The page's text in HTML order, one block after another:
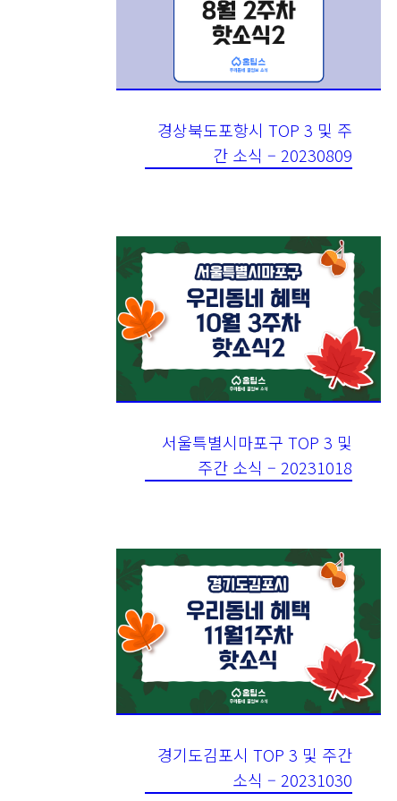
경상북도포항시 TOP 3 및 주
간 소식 – 20230809
서울특별시마포구 TOP 3 및
주간 소식 – 20231018
경기도김포시 TOP 3 및 주간
소식 – 20231030